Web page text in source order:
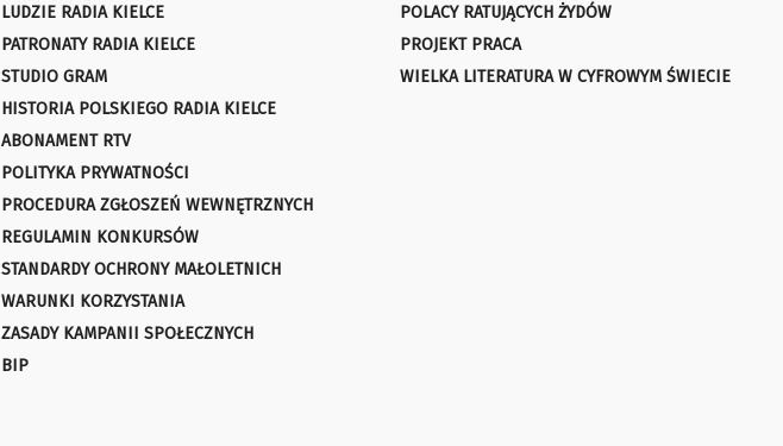
LUDZIE RADIA KIELCE
PATRONATY RADIA KIELCE
STUDIO GRAM
HISTORIA POLSKIEGO RADIA KIELCE
ABONAMENT RTV
POLITYKA PRYWATNOŚCI
PROCEDURA ZGŁOSZEŃ WEWNĘTRZNYCH
REGULAMIN KONKURSÓW
STANDARDY OCHRONY MAŁOLETNICH
WARUNKI KORZYSTANIA
ZASADY KAMPANII SPOŁECZNYCH
BIP
POLACY RATUJĄCYCH ŻYDÓW
PROJEKT PRACA
WIELKA LITERATURA W CYFROWYM ŚWIECIE